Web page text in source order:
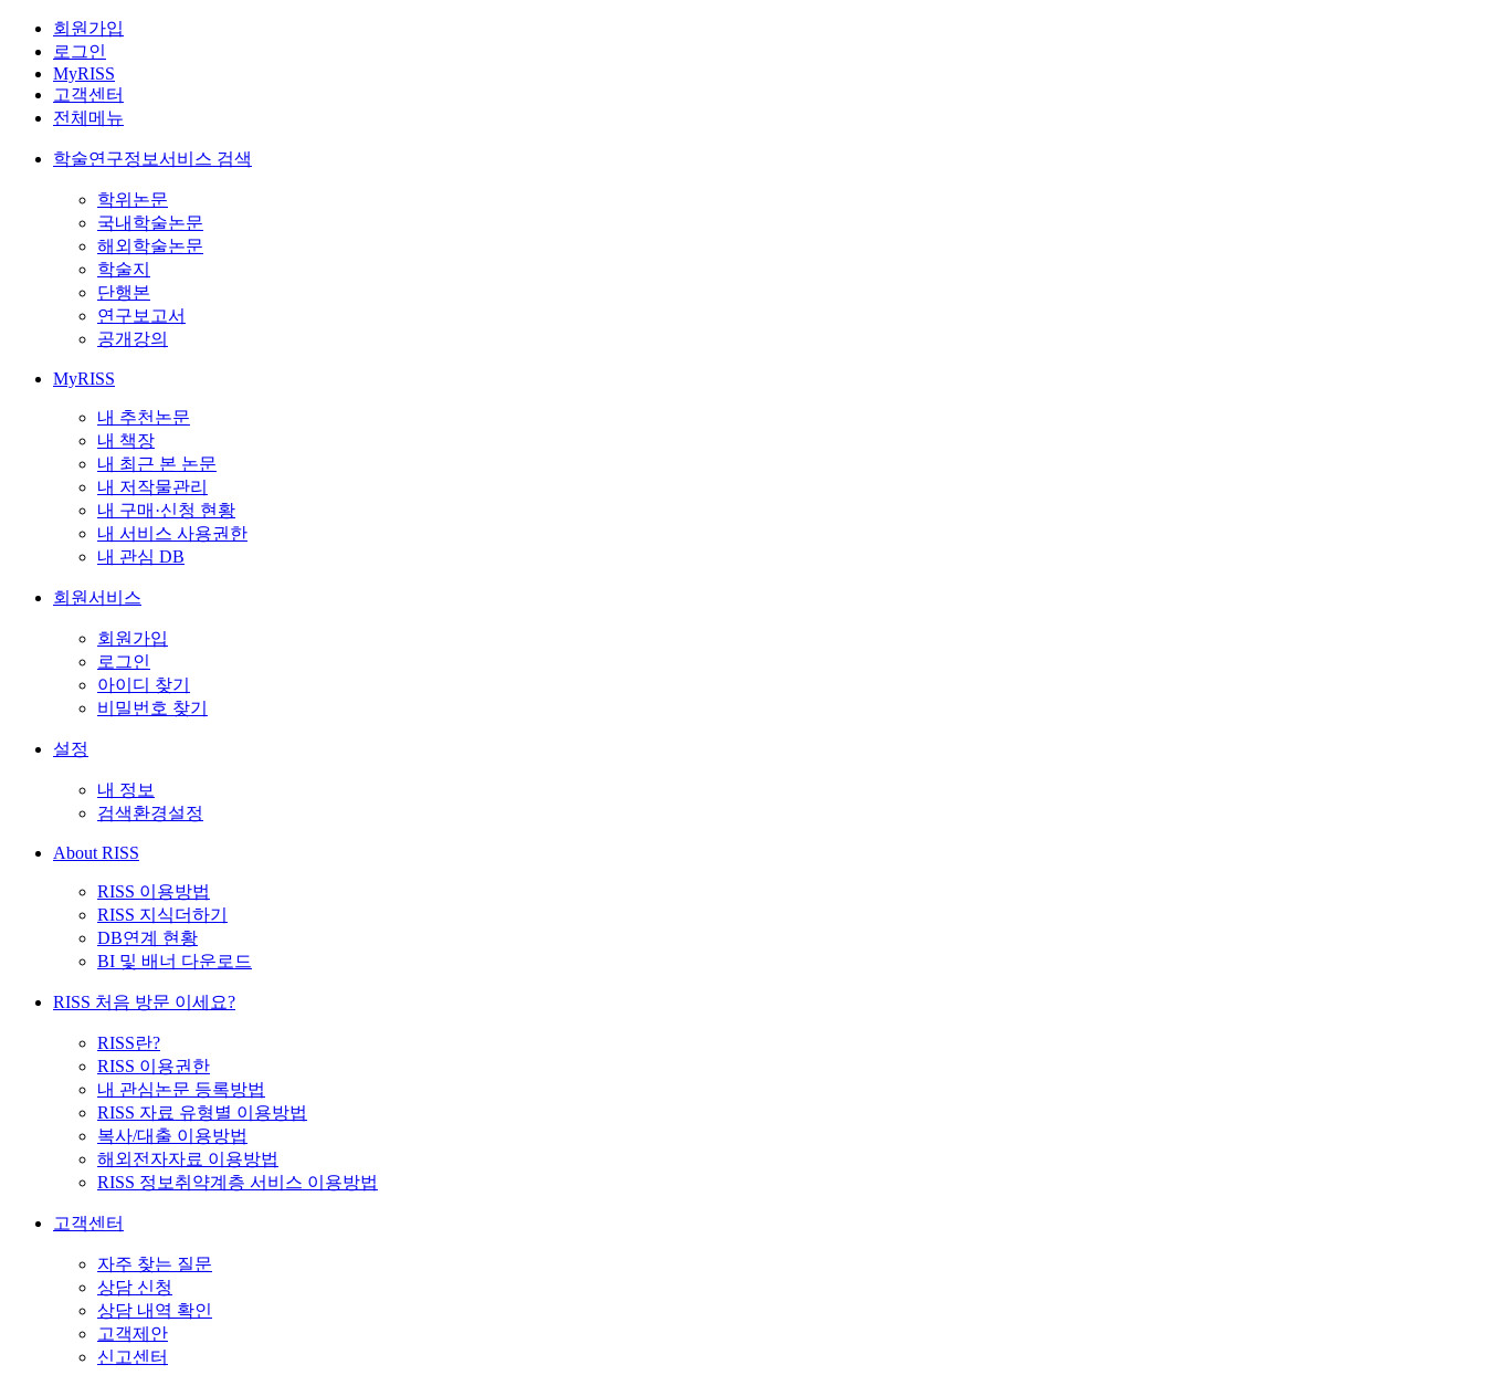
회원가입
로그인
MyRISS
고객센터
전체메뉴
학술연구정보서비스 검색
학위논문
국내학술논문
해외학술논문
학술지
단행본
연구보고서
공개강의
MyRISS
내 추천논문
내 책장
내 최근 본 논문
내 저작물관리
내 구매·신청 현황
내 서비스 사용권한
내 관심 DB
회원서비스
회원가입
로그인
아이디 찾기
비밀번호 찾기
설정
내 정보
검색환경설정
About RISS
RISS 이용방법
RISS 지식더하기
DB연계 현황
BI 및 배너 다운로드
RISS 처음 방문 이세요?
RISS란?
RISS 이용권한
내 관심논문 등록방법
RISS 자료 유형별 이용방법
복사/대출 이용방법
해외전자자료 이용방법
RISS 정보취약계층 서비스 이용방법
고객센터
자주 찾는 질문
상담 신청
상담 내역 확인
고객제안
신고센터